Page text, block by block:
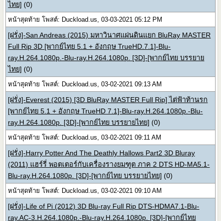
ไทย] (0)
หน้าสุดท้าย โพสต์: Duckload.us, 03-03-2021 05:12 PM
[ฝรั่ง]-San Andreas (2015) มหาวินาศแผ่นดินแยก BluRay MASTER
Full Rip 3D [พากย์ไทย 5.1 + อังกฤษ TrueHD.7.1]-Blu-
ray.H.264.1080p.-Blu-ray.H.264.1080p. [3D]-[พากย์ไทย บรรยาย
ไทย] (0)
หน้าสุดท้าย โพสต์: Duckload.us, 03-02-2021 09:13 AM
[ฝรั่ง]-Everest (2015) [3D BluRay MASTER Full Rip] ไต่ฟ้าท้านรก
[พากย์ไทย 5.1 + อังกฤษ TrueHD 7.1]-Blu-ray.H.264.1080p.-Blu-
ray.H.264.1080p. [3D]-[พากย์ไทย บรรยายไทย] (0)
หน้าสุดท้าย โพสต์: Duckload.us, 03-02-2021 09:11 AM
[ฝรั่ง]-Harry Potter And The Deathly Hallows Part2 3D Bluray
(2011) แฮร์รี่ พอตเตอร์กับเครื่องรางยมฑูต ภาค 2 DTS HD-MA5.1-
Blu-ray.H.264.1080p. [3D]-[พากย์ไทย บรรยายไทย] (0)
หน้าสุดท้าย โพสต์: Duckload.us, 03-02-2021 09:10 AM
[ฝรั่ง]-Life of Pi (2012) 3D Blu-ray Full Rip DTS-HDMA7.1-Blu-
ray.AC-3.H.264.1080p.-Blu-ray.H.264.1080p. [3D]-[พากย์ไทย